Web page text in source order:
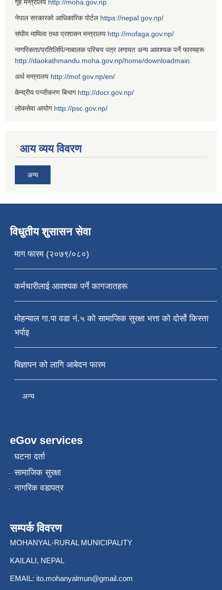
गृह मन्त्रालय http://moha.gov.np
नेपाल सरकारको आधिकारिक पोर्टल https://nepal.gov.np/
संघीय मामिला तथा प्रशासन मन्त्रालय http://mofaga.gov.np/
नागरिकता/प्रतिलिपि/नाबालक परिचय पत्र लगायत अन्य आवश्यक पर्ने फारमहरू
http://daokathmandu.moha.gov.np/home/downloadmain
अर्थ मन्त्रालय http://mof.gov.np/en/
केन्द्रीय पन्जीकरण बिभाग http://docr.gov.np/
लोकसेवा आयोग http://psc.gov.np/
आय व्यय विवरण
अन्य
विधुतीय शुसासन सेवा
माग फारम (२०७९/०८०)
कर्मचारीलाई आवश्यक पर्ने कागजातहरू
मोहन्याल गा.पा वडा नं.५ को सामाजिक सुरक्षा भत्ता को दोर्सो किस्ता
भर्पाइ
बिज्ञापन को लागि आबेदन फारम
अन्य
eGov services
घटना दर्ता
सामाजिक सुरक्षा
नागरिक वडापत्र
सम्पर्क विवरण
MOHANYAL-RURAL MUNICIPALITY
KAILALI, NEPAL
EMAIL: ito.mohanyalmun@gmail.com